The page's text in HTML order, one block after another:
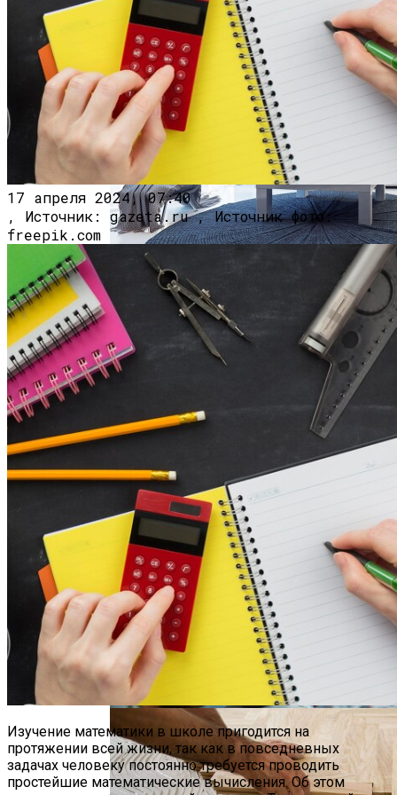
Врач Денисова Сообщила, Что
Избыточное Употребление Кофе И
Жирной Пищи Приводит К
Тромбообразованию
Новая Вакцина На Основе МРНК
Эффективнее Других Снижает Тяжесть
Заболевания Оспой У Приматов
Установлено, Что Менструальный
Цикл Влияет На Распространение
Мутантных Клеток В Ткани Молочной
Железы
Идеи Для Дизайна Квартиры: От Декора
До Масштабного Ремонта
Дизайн Квартиры Студии 40 Кв. М: Идеи
Для Оформления И Зонирования
17 апреля 2024, 07:40
, Источник: gazeta.ru , Источник фото:
freepik.com
Изучение математики в школе пригодится на
протяжении всей жизни, так как в повседневных
задачах человеку постоянно требуется проводить
простейшие математические вычисления. Об этом